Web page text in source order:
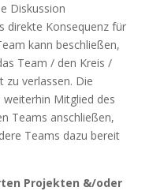
Diskussion
direkte Konsequenz für
kann beschließen,
Team / den Kreis /
zu verlassen. Die
weiterhin Mitglied des
Teams anschließen,
Teams dazu bereit
Projekten &/oder